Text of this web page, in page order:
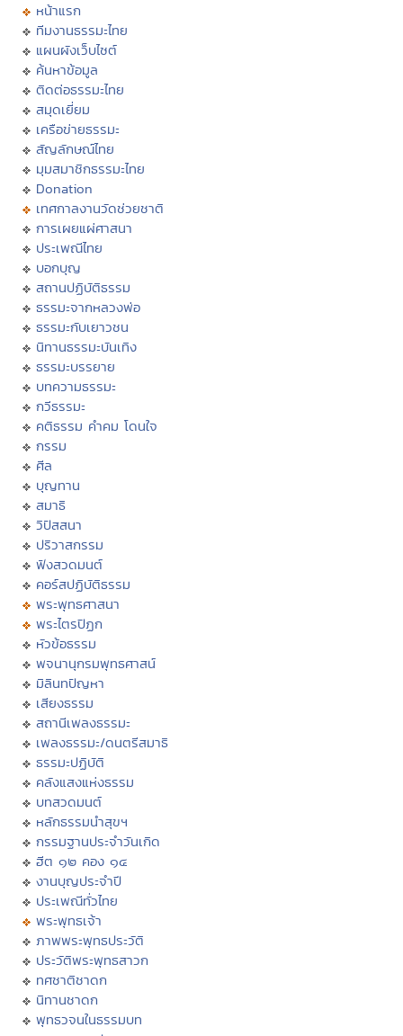
หน้าแรก
ทีมงานธรรมะไทย
แผนผังเว็บไซต์
ค้นหาข้อมูล
ติดต่อธรรมะไทย
สมุดเยี่ยม
เครือข่ายธรรมะ
สัญลักษณ์ไทย
มุมสมาชิกธรรมะไทย
Donation
เทศกาลงานวัดช่วยชาติ
การเผยแผ่ศาสนา
ประเพณีไทย
บอกบุญ
สถานปฏิบัติธรรม
ธรรมะจากหลวงพ่อ
ธรรมะกับเยาวชน
นิทานธรรมะบันเทิง
ธรรมะบรรยาย
บทความธรรมะ
กวีธรรมะ
คติธรรม คำคม โดนใจ
กรรม
ศีล
บุญทาน
สมาธิ
วิปัสสนา
ปริวาสกรรม
ฟังสวดมนต์
คอร์สปฏิบัติธรรม
พระพุทธศาสนา
พระไตรปิฏก
หัวข้อธรรม
พจนานุกรมพุทธศาสน์
มิลินทปัญหา
เสียงธรรม
สถานีเพลงธรรมะ
เพลงธรรมะ/ดนตรีสมาธิ
ธรรมะปฏิบัติ
คลังแสงแห่งธรรม
บทสวดมนต์
หลักธรรมนำสุขฯ
กรรมฐานประจำวันเกิด
ฮีต ๑๒ คอง ๑๔
งานบุญประจำปี
ประเพณีทั่วไทย
พระพุทธเจ้า
ภาพพระพุทธประวัติ
ประวัติพระพุทธสาวก
ทศชาติชาดก
นิทานชาดก
พุทธวจนในธรรมบท